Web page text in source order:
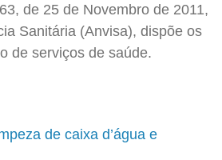
de 25 de Novembro de 2011,
Sanitária (Anvisa), dispõe os
de serviços de saúde.
de caixa d’água e